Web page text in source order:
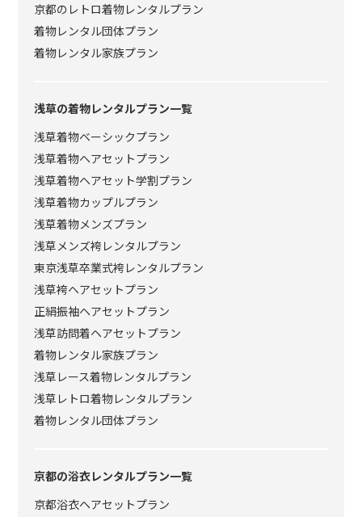
京都のレトロ着物レンタルプラン
着物レンタル団体プラン
着物レンタル家族プラン
浅草の着物レンタルプラン一覧
浅草着物ベーシックプラン
浅草着物ヘアセットプラン
浅草着物ヘアセット学割プラン
浅草着物カップルプラン
浅草着物メンズプラン
浅草メンズ袴レンタルプラン
東京浅草卒業式袴レンタルプラン
浅草袴ヘアセットプラン
正絹振袖ヘアセットプラン
浅草訪問着ヘアセットプラン
着物レンタル家族プラン
浅草レース着物レンタルプラン
浅草レトロ着物レンタルプラン
着物レンタル団体プラン
京都の浴衣レンタルプラン一覧
京都浴衣ヘアセットプラン